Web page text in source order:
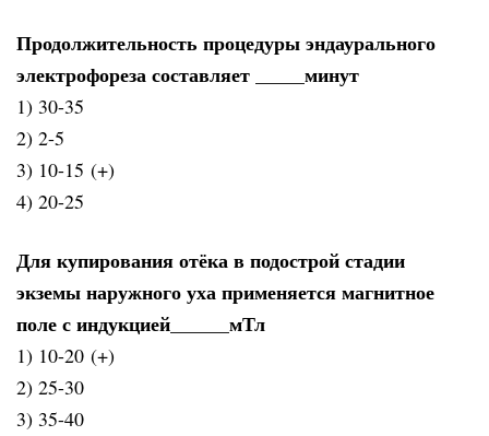
Продолжительность процедуры эндаурального
электрофореза составляет _____минут
1) 30-35
2) 2-5
3) 10-15 (+)
4) 20-25
Для купирования отёка в подострой стадии
экземы наружного уха применяется магнитное
поле с индукцией______мТл
1) 10-20 (+)
2) 25-30
3) 35-40